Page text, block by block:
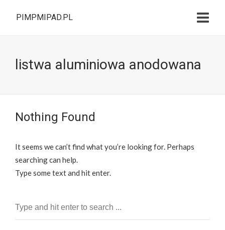
PIMPMIPAD.PL
listwa aluminiowa anodowana
Nothing Found
It seems we can’t find what you’re looking for. Perhaps
searching can help.
Type some text and hit enter.